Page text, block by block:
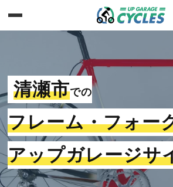
清瀬市での
フレーム・フォー
アップガレージサ